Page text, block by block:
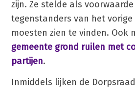
zijn. Ze stelde als
tegenstanders van het
moesten zien te vinden. Ook
gemeente grond ruilen met
partijen.
Inmiddels lijken de